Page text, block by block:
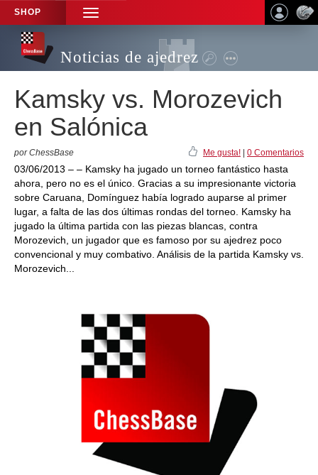
SHOP
TOGGLE
NAVIGATION
Noticias de ajedrez
Kamsky vs. Morozevich
en Salónica
por ChessBase Me gusta! 0 Comentarios
03/06/2013 – – Kamsky ha jugado un torneo fantástico hasta
ahora, pero no es el único. Gracias a su impresionante victoria
sobre Caruana, Domínguez había logrado auparse al primer
lugar, a falta de las dos últimas rondas del torneo. Kamsky ha
jugado la última partida con las piezas blancas, contra
Morozevich, un jugador que es famoso por su ajedrez poco
convencional y muy combativo. Análisis de la partida Kamsky vs.
Morozevich...